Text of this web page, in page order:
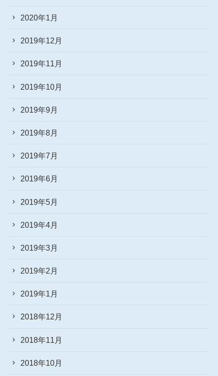
2020年1月
2019年12月
2019年11月
2019年10月
2019年9月
2019年8月
2019年7月
2019年6月
2019年5月
2019年4月
2019年3月
2019年2月
2019年1月
2018年12月
2018年11月
2018年10月